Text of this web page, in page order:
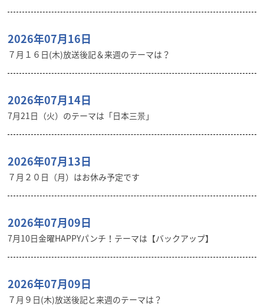
2026年07月16日
７月１６日(木)放送後記＆来週のテーマは？
2026年07月14日
7月21日（火）のテーマは「日本三景」
2026年07月13日
７月２０日（月）はお休み予定です
2026年07月09日
7月10日金曜HAPPYパンチ！テーマは【バックアップ】
2026年07月09日
７月９日(木)放送後記と来週のテーマは？